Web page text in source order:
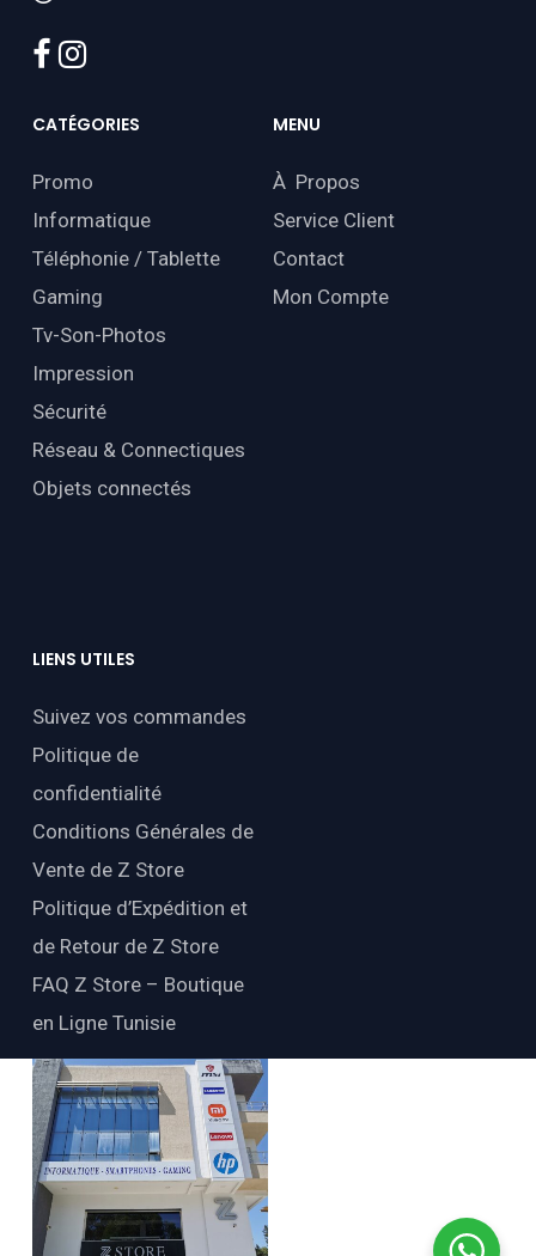
facebook
instagram
CATÉGORIES
Promo
Informatique
Téléphonie / Tablette
Gaming
Tv-Son-Photos
Impression
Sécurité
Réseau & Connectiques
Objets connectés
MENU
À Propos
Service Client
Contact
Mon Compte
LIENS UTILES
Suivez vos commandes
Politique de
confidentialité
Conditions Générales de
Vente de Z Store
Politique d’Expédition et
de Retour de Z Store
FAQ Z Store – Boutique
en Ligne Tunisie